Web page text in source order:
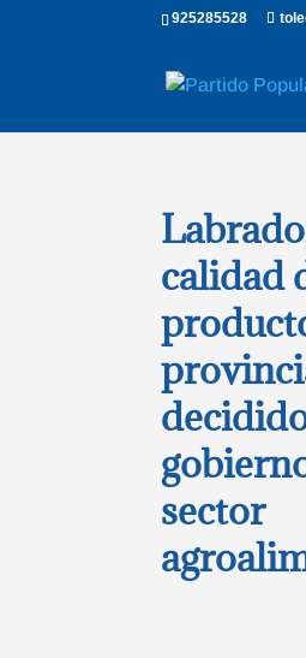
925285528
calidad
sector